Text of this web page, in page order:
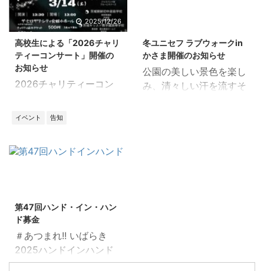
びながら世界の問題につ
いて学び、国際協力の第
一歩を踏み出してみませ
んか？みんなが楽しめる
ワークショップが盛りだ
くさん！さらに会場内の
スタンプラリーに挑戦し
よう！ 参加費無料、どな
す。この夏、国際交流の
00 対象：どなたでもご
参加いただけま ...
もご参加いただけます 参
加費：無料 申込：
https://ws.formzu.net/f
gen/S206589970/ 定
2025/12/26
高校生による「2026チャリ
ティーコンサート」開催の
お知らせ
2026チャリティーコン
セフのコンサート 県内の
来」を音楽で届けます。
参加費：【会場】500円
/ 【オンライン配信】
500円 （3歳以下無
料） 会場：ザ・ヒロサ
冬ユニセフ ラブウォークin
かさま開催のお知らせ
公園の美しい景色を楽し
み、清々しい汗を流すそ
イベント 告知
第47回ハンド・イン・ハン
ド募金
＃あつまれ!! いばらき
2025ハンドインハンド
ウクライナやバレスチ